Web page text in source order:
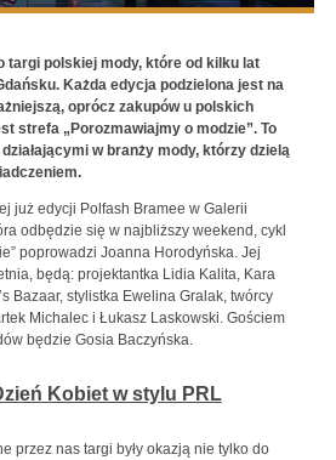
targi polskiej mody, które od kilku lat
Każda edycja podzielona jest na
oprócz zakupów u polskich
strefa „Porozmawiajmy o modzie”. To
w branży mody, którzy dzielą
już edycji Polfash Bramee w Galerii
odbędzie się w najbliższy weekend, cykl
poprowadzi Joanna Horodyńska. Jej
będą: projektantka Lidia Kalita, Kara
Bazaar, stylistka Ewelina Gralak, twórcy
Michalec i Łukasz Laskowski. Gościem
będzie Gosia Baczyńska.
Kobiet w stylu PRL
przez nas targi były okazją nie tylko do